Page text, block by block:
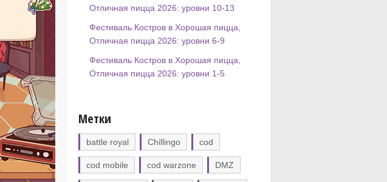
Отличная пицца 2026: уровни 10-13
Фестиваль Костров в Хорошая пицца,
Отличная пицца 2026: уровни 6-9
Фестиваль Костров в Хорошая пицца,
Отличная пицца 2026: уровни 1-5
Метки
battle royal Chillingo cod
cod mobile cod warzone DMZ